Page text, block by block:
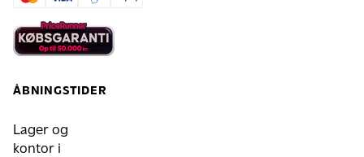
ÅBNINGSTIDER
Lager og
kontor i